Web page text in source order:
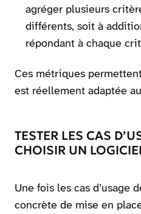
agréger plusieurs
différents, soit à
répondant à chaque
Ces métriques
est réellement adaptée
TESTER LES CAS
CHOISIR UN
Une fois les cas d’usage
concrète de mise en